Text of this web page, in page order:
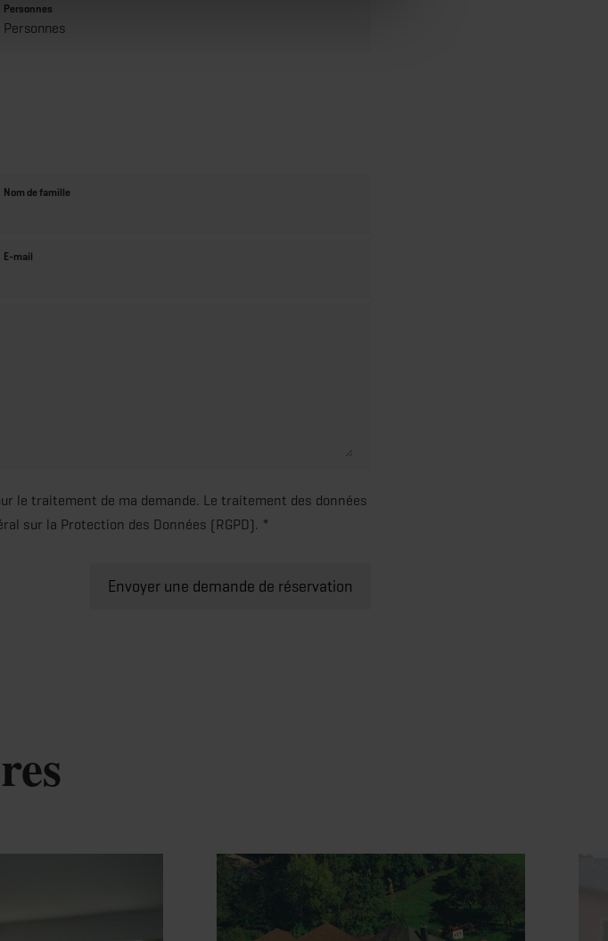
Personnes
Nom de famille
E-mail
le traitement de ma demande. Le traitement des données
sur la Protection des Données (RGPD). *
Envoyer une demande de réservation
Détails & réservation